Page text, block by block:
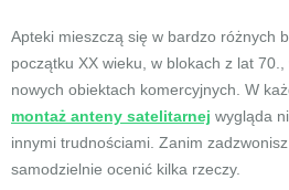
Apteki mieszczą się w bardzo różnych
początku XX wieku, w blokach z lat
nowych obiektach komercyjnych. W
montaż anteny satelitarnej wygląda
innymi trudnościami. Zanim
samodzielnie ocenić kilka rzeczy.